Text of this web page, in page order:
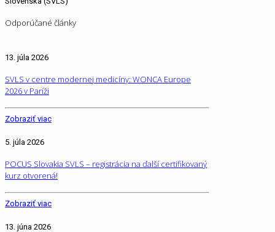
Odporúčané články
13. júla 2026
SVLS v centre modernej medicíny: WONCA Europe
2026 v Paríži
Zobraziť viac
5. júla 2026
POCUS Slovakia SVLS – registrácia na ďalší certifikovaný
kurz otvorená!
Zobraziť viac
13. júna 2026